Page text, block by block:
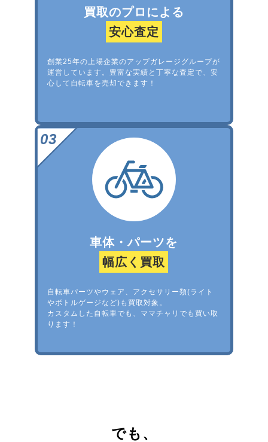
買取のプロによる
安心査定
創業25年の上場企業のアップガレージグループが
運営しています。豊富な実績と丁寧な査定で、安
心して自転車を売却できます！
車体・パーツを
幅広く買取
自転車パーツやウェア、アクセサリー類(ライト
やボトルゲージなど)も買取対象。
カスタムした自転車でも、ママチャリでも買い取
ります！
でも、